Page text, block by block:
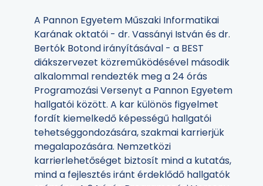
A Pannon Egyetem Műszaki Informatikai
Karának oktatói - dr. Vassányi István és dr.
Bertók Botond irányításával - a BEST
diákszervezet közreműködésével második
alkalommal rendezték meg a 24 órás
Programozási Versenyt a Pannon Egyetem
hallgatói között. A kar különös figyelmet
fordít kiemelkedő képességű hallgatói
tehetséggondozására, szakmai karrierjük
megalapozására. Nemzetközi
karrierlehetőséget biztosít mind a kutatás,
mind a fejlesztés iránt érdeklődő hallgatók